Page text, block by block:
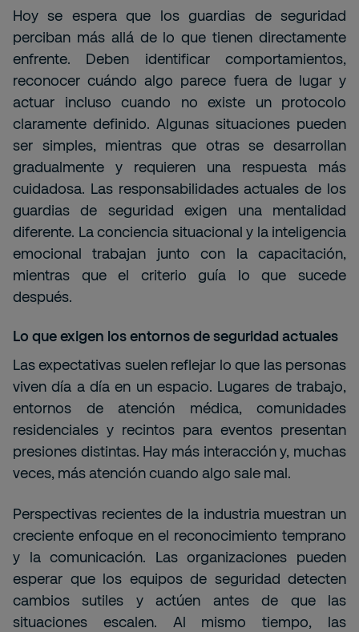
Hoy se espera que los guardias de seguridad
perciban más allá de lo que tienen directamente
enfrente. Deben identificar comportamientos,
reconocer cuándo algo parece fuera de lugar y
actuar incluso cuando no existe un protocolo
claramente definido. Algunas situaciones pueden
ser simples, mientras que otras se desarrollan
gradualmente y requieren una respuesta más
cuidadosa. Las responsabilidades actuales de los
guardias de
seguridad exigen una mentalidad
diferente. La conciencia situacional y la inteligencia
emocional trabajan junto con la capacitación,
mientras que el criterio guía lo que sucede
después.
Lo que exigen los entornos de seguridad actuales
Las expectativas suelen reflejar lo que las personas
viven día a día en un espacio. Lugares de trabajo,
entornos de atención médica, comunidades
residenciales y recintos para eventos presentan
presiones distintas. Hay más interacción y, muchas
veces, más atención cuando algo sale mal.
Perspectivas recientes de la industria muestran un
creciente enfoque en el reconocimiento temprano
y la comunicación. Las organizaciones pueden
esperar que los equipos de seguridad detecten
cambios sutiles y actúen antes de que las
situaciones escalen. Al mismo tiempo, las